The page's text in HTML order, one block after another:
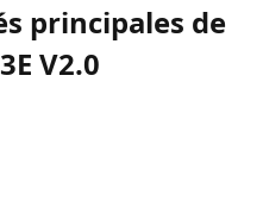
principales de
V2.0